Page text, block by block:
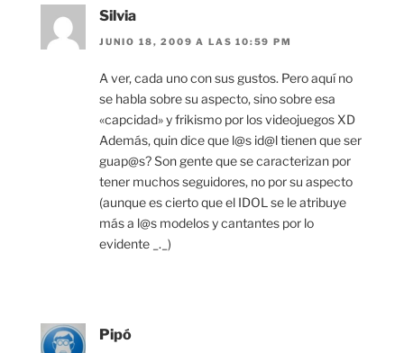
Silvia
JUNIO 18, 2009 A LAS 10:59 PM
A ver, cada uno con sus gustos. Pero aquí no
se habla sobre su aspecto, sino sobre esa
«capcidad» y frikismo por los videojuegos XD
Además, quin dice que l@s id@l tienen que ser
guap@s? Son gente que se caracterizan por
tener muchos seguidores, no por su aspecto
(aunque es cierto que el IDOL se le atribuye
más a l@s modelos y cantantes por lo
evidente _._)
Pipó